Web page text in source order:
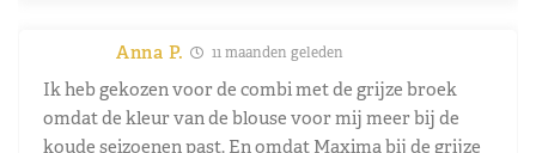
Anna P. 11 maanden geleden
Ik heb gekozen voor de combi met de grijze broek
omdat de kleur van de blouse voor mij meer bij de
koude seizoenen past. En omdat Maxima bij de grijze